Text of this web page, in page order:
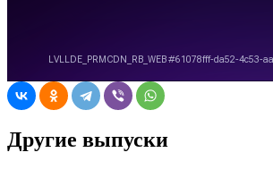
Другие выпуски